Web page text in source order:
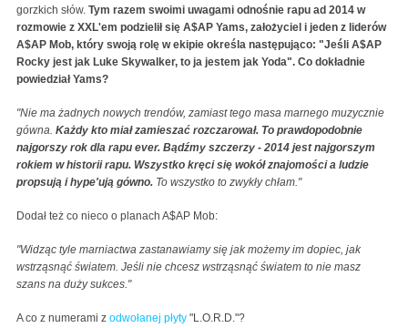
gorzkich słów. Tym razem swoimi uwagami odnośnie rapu ad 2014 w
rozmowie z XXL'em podzielił się A$AP Yams, założyciel i jeden z liderów
A$AP Mob, który swoją rolę w ekipie określa następująco: "Jeśli A$AP
Rocky jest jak Luke Skywalker, to ja jestem jak Yoda". Co dokładnie
powiedział Yams?
"Nie ma żadnych nowych trendów, zamiast tego masa marnego muzycznie
gówna. Każdy kto miał zamieszać rozczarował. To prawdopodobnie
najgorszy rok dla rapu ever. Bądźmy szczerzy - 2014 jest najgorszym
rokiem w historii rapu. Wszystko kręci się wokół znajomości a ludzie
propsują i hype'ują gówno. To wszystko to zwykły chłam."
Dodał też co nieco o planach A$AP Mob:
"Widząc tyle marniactwa zastanawiamy się jak możemy im dopiec, jak
wstrząsnąć światem. Jeśli nie chcesz wstrząsnąć światem to nie masz
szans na duży sukces."
A co z numerami z odwołanej płyty "L.O.R.D."?